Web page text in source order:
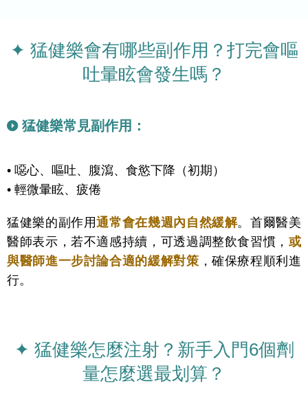
✦ 猛健樂會有哪些副作用？打完會嘔
吐暈眩會發生嗎？
猛健樂常見副作用：
• 噁心、嘔吐、腹瀉、食慾下降（初期）
• 輕微暈眩、疲倦
猛健樂的副作用通常會在幾週內自然緩解。首爾醫美
醫師表示，若不適感持續，可透過調整飲食習慣， 或
與醫師進一步討論合適的緩解對策 ，確保療程順利進
行。
✦ 猛健樂怎麼注射？新手入門6個劑
量怎麼選最划算？